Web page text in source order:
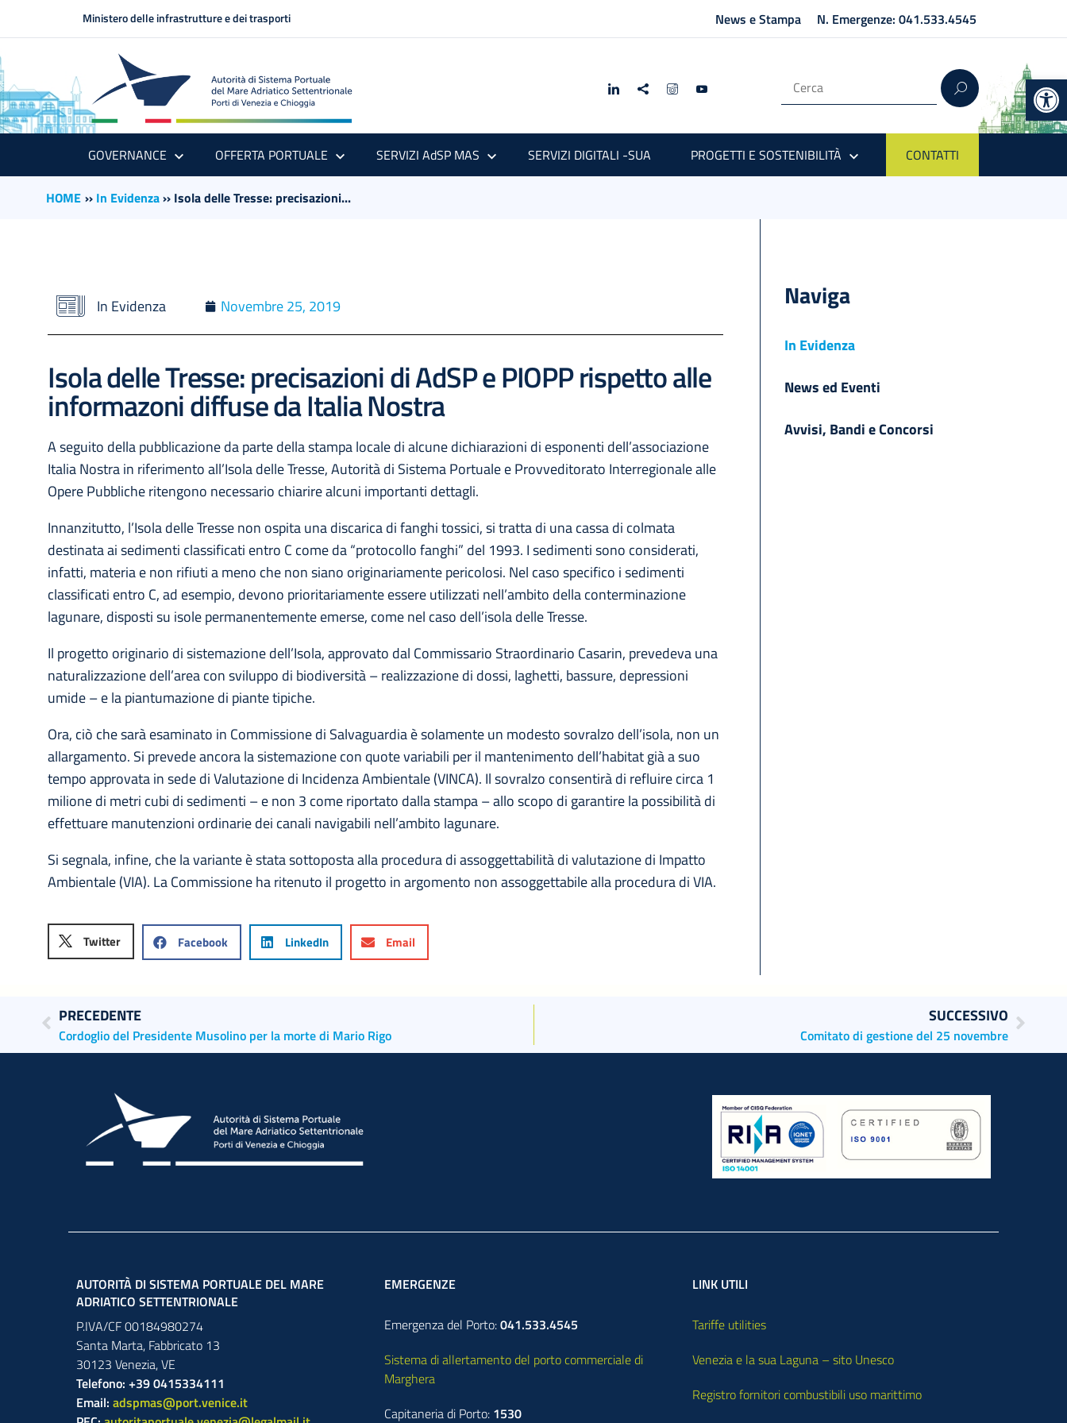
Ministero delle infrastrutture e dei trasporti News e Stampa N. Emergenze: 041.533.4545
GOVERNANCE OFFERTA PORTUALE SERVIZI AdSP MAS SERVIZI DIGITALI -SUA PROGETTI E SOSTENIBILITÀ CONTATTI
HOME ›› In Evidenza›› Isola delle Tresse: precisazioni...
In Evidenza Novembre 25, 2019
Isola delle Tresse: precisazioni di AdSP e PIOPP rispetto alle
informazoni diffuse da Italia Nostra
A seguito della pubblicazione da parte della stampa locale di alcune dichiarazioni di esponenti dell’associazione
Italia Nostra in riferimento all’Isola delle Tresse, Autorità di Sistema Portuale e Provveditorato Interregionale alle
Opere Pubbliche ritengono necessario chiarire alcuni importanti dettagli.
Innanzitutto, l’Isola delle Tresse non ospita una discarica di fanghi tossici, si tratta di una cassa di colmata
destinata ai sedimenti classificati entro C come da “protocollo fanghi” del 1993. I sedimenti sono considerati,
infatti, materia e non rifiuti a meno che non siano originariamente pericolosi. Nel caso specifico i sedimenti
classificati entro C, ad esempio, devono prioritariamente essere utilizzati nell’ambito della conterminazione
lagunare, disposti su isole permanentemente emerse, come nel caso dell’isola delle Tresse.
Il progetto originario di sistemazione dell’Isola, approvato dal Commissario Straordinario Casarin, prevedeva una
naturalizzazione dell’area con sviluppo di biodiversità – realizzazione di dossi, laghetti, bassure, depressioni
umide – e la piantumazione di piante tipiche.
Ora, ciò che sarà esaminato in Commissione di Salvaguardia è solamente un modesto sovralzo dell’isola, non un
allargamento. Si prevede ancora la sistemazione con quote variabili per il mantenimento dell’habitat già a suo
tempo approvata in sede di Valutazione di Incidenza Ambientale (VINCA). Il sovralzo consentirà di refluire circa 1
milione di metri cubi di sedimenti – e non 3 come riportato dalla stampa – allo scopo di garantire la possibilità di
effettuare manutenzioni ordinarie dei canali navigabili nell’ambito lagunare.
Si segnala, infine, che la variante è stata sottoposta alla procedura di assoggettabilità di valutazione di Impatto
Ambientale (VIA). La Commissione ha ritenuto il progetto in argomento non assoggettabile alla procedura di VIA.
Twitter Facebook LinkedIn Email
Naviga
In Evidenza
News ed Eventi
Avvisi, Bandi e Concorsi
PRECEDENTE
Cordoglio del Presidente Musolino per la morte di Mario Rigo
SUCCESSIVO
Comitato di gestione del 25 novembre
AUTORITÀ DI SISTEMA PORTUALE DEL MARE
ADRIATICO SETTENTRIONALE
P.IVA/CF 00184980274
Santa Marta, Fabbricato 13
30123 Venezia,VE
Telefono: +39 0415334111
Email: adspmas@port.venice.it
EMERGENZE
Emergenza del Porto:041.533.4545
Sistema di allertamento del porto commerciale di
Marghera
Capitaneria di Porto: 1530
LINK UTILI
Tariffe utilities
Venezia e la sua Laguna – sito Unesco
Registro fornitori combustibili uso marittimo